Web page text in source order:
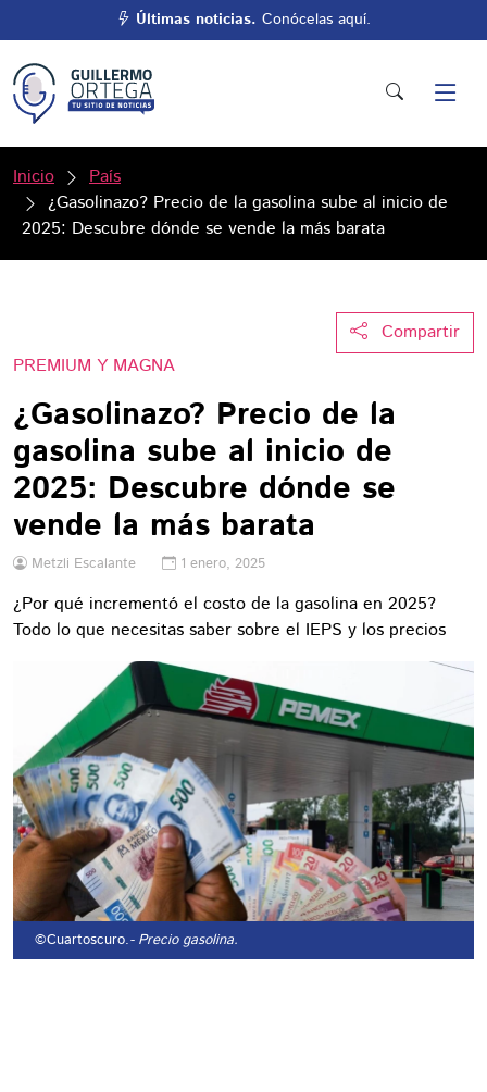
Últimas noticias. Conócelas aquí.
Inicio
País
¿Gasolinazo? Precio de la gasolina sube al inicio de
2025: Descubre dónde se vende la más barata
Compartir
PREMIUM Y MAGNA
¿Gasolinazo? Precio de la
gasolina sube al inicio de
2025: Descubre dónde se
vende la más barata
Metzli Escalante 1 enero, 2025
¿Por qué incrementó el costo de la gasolina en 2025?
Todo lo que necesitas saber sobre el IEPS y los precios
©Cuartoscuro.- Precio gasolina.